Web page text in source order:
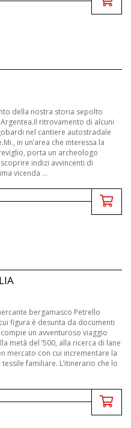
della nostra storia sepolto
ritrovamento di alcuni
nel cantiere autostradale
in un’area che interessa la
porta un archeologo
indizi avvincenti di
vicenda ...
bergamasco Petrello
figura è desunta da documenti
compie un av­­venturoso viaggio
metà del ’500, alla ricerca di lane
mercato con cui incrementare la
familiare. L’itinerario che lo